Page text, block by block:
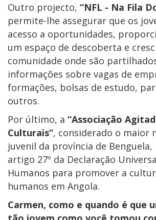
Outro projecto, “NFL - Na Fila
permite-lhe assegurar que os
acesso a oportunidades,
um espaço de descoberta e
comunidade onde são
informações sobre vagas de
formações, bolsas de estudo,
outros.
Por último, a “Associação
Culturais”, considerado o maior
juvenil da província de Benguela,
artigo 27º da Declaração
Humanos para promover a
humanos em Angola.
Carmen, como e quando é que